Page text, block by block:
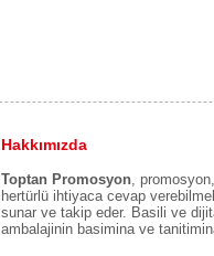
Hakkımızda
Toptan Promosyon,
hertürlü ihtiyaca cevap
sunar ve takip eder. Basili ve
ambalajinin basimina ve